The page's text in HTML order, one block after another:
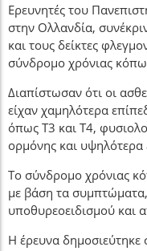
Ερευνητές του
στην Ολλανδία,
και τους δείκτες
σύνδρομο χρόνιας
Διαπίστωσαν ότι οι
είχαν χαμηλότερα
όπως T3 και T4,
ορμόνης και υψηλότερα
Το σύνδρομο χρόνιας
με βάση τα
υποθυρεοειδισμού και
Η έρευνα δημοσιεύτηκε